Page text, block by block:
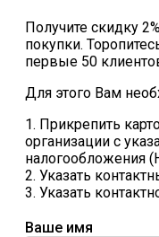
Получите скидку
покупки.
первые 50
Для этого Вам
1. Прикрепить
организации с
налогообложения
2. Указать
3. Указать
Ваше имя